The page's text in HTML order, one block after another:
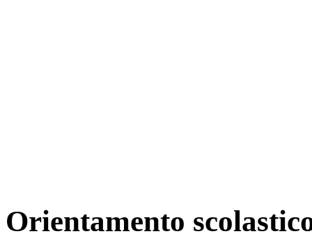
Orientamento